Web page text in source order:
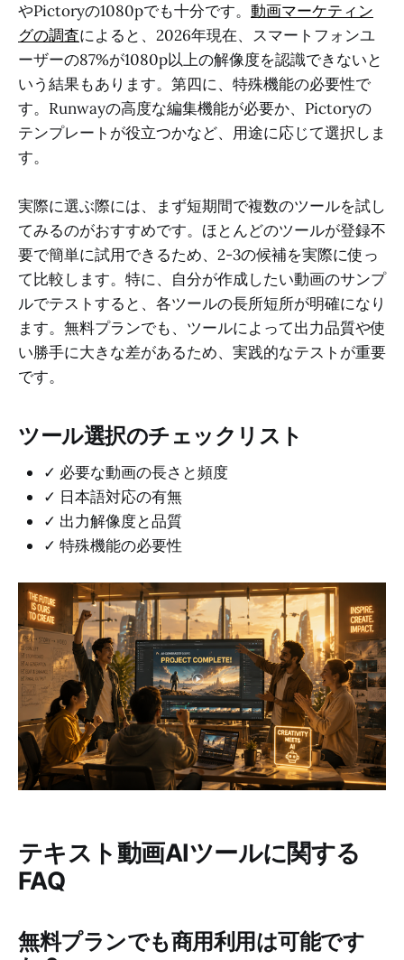
やPictoryの1080pでも十分です。 動画マーケティン
グの調査によると、2026年現在、スマートフォンユ
ーザーの87%が1080p以上の解像度を認識できないと
いう結果もあります。第四に、特殊機能の必要性で
す。Runwayの高度な編集機能が必要か、Pictoryの
テンプレートが役立つかなど、用途に応じて選択しま
す。
実際に選ぶ際には、まず短期間で複数のツールを試し
てみるのがおすすめです。ほとんどのツールが登録不
要で簡単に試用できるため、2-3の候補を実際に使っ
て比較します。特に、自分が作成したい動画のサンプ
ルでテストすると、各ツールの長所短所が明確になり
ます。無料プランでも、ツールによって出力品質や使
い勝手に大きな差があるため、実践的なテストが重要
です。
ツール選択のチェックリスト
✓ 必要な動画の長さと頻度
✓ 日本語対応の有無
✓ 出力解像度と品質
✓ 特殊機能の必要性
テキスト動画AIツールに関する
FAQ
無料プランでも商用利用は可能です